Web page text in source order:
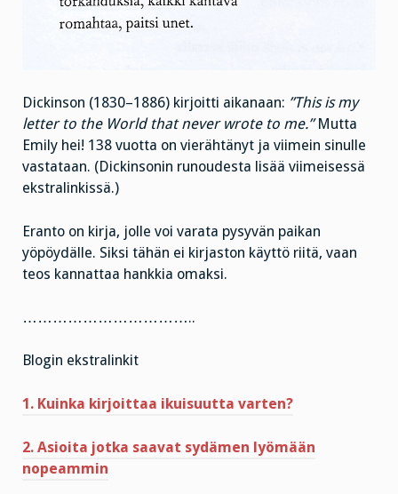
Dickinson (1830–1886) kirjoitti aikanaan: ”This is my
letter to the World that never wrote to me.”Mutta
Emily hei! 138 vuotta on vierähtänyt ja viimein sinulle
vastataan. (Dickinsonin runoudesta lisää viimeisessä
ekstralinkissä.)
Eranto on kirja, jolle voi varata pysyvän paikan
yöpöydälle. Siksi tähän ei kirjaston käyttö riitä, vaan
teos kannattaa hankkia omaksi.
……………………………..
Blogin ekstralinkit
1. Kuinka kirjoittaa ikuisuutta varten?
2. Asioita jotka saavat sydämen lyömään
nopeammin